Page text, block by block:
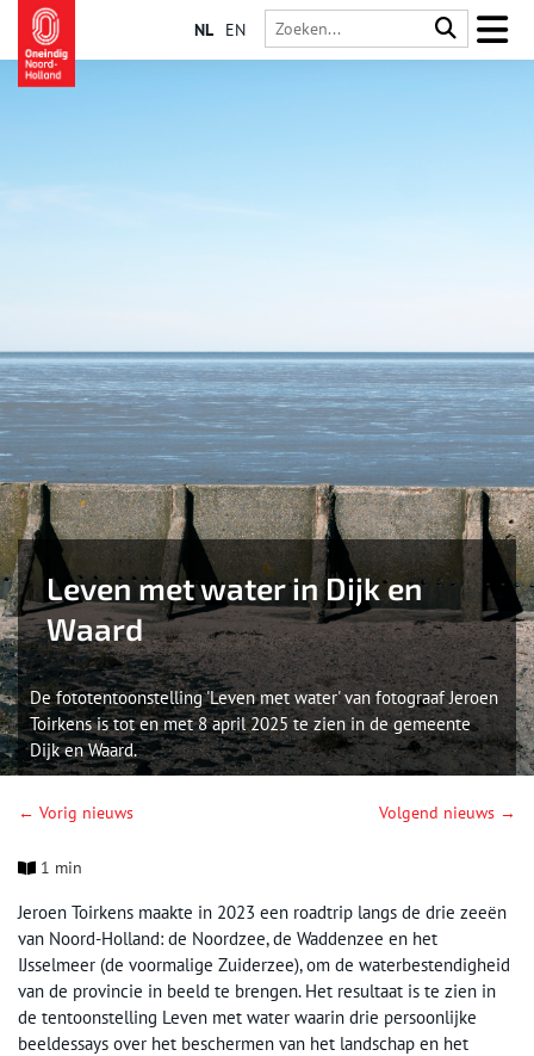
NL EN
Leven met water in Dijk en
Waard
De fototentoonstelling 'Leven met water' van fotograaf Jeroen
Toirkens is tot en met 8 april 2025 te zien in de gemeente
Dijk en Waard.
← Vorig nieuws Volgend nieuws →
1 min
Jeroen Toirkens maakte in 2023 een roadtrip langs de drie zeeën
van Noord-Holland: de Noordzee, de Waddenzee en het
IJsselmeer (de voormalige Zuiderzee), om de waterbestendigheid
van de provincie in beeld te brengen. Het resultaat is te zien in
de tentoonstelling Leven met water waarin drie persoonlijke
beeldessays over het beschermen van het landschap en het